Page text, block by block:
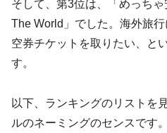
そして、第3位は、「めっち
The World」でした。海外旅
空券チケットを取りたい、と
す。
以下、ランキングのリストを
ルのネーミングのセンスです。